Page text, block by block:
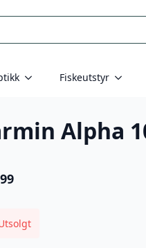
Fiskeutstyr
Alpha